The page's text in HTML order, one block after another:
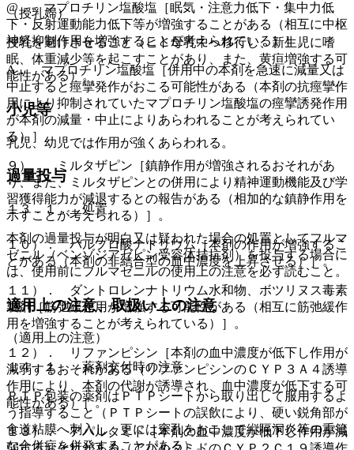
（授乳婦）
授乳を避けさせること（ヒト母乳中へ移行し、新生児に嗜
眠、体重減少等を起こすことがあり、また、黄疸増強する可
能性がある）。
小児等
乳児、幼児では作用が強くあらわれる。
過量投与
１３．１． 処置
本剤の過量投与が明白又は疑われた場合の処置としてフルマ
ゼニル（ベンゾジアゼピン受容体拮抗剤）を投与する場合に
は、使用前にフルマゼニルの使用上の注意を必ず読むこと。
適用上の注意、取扱い上の注意
（適用上の注意）
１４．１． 薬剤交付時の注意
ＰＴＰ包装の薬剤はＰＴＰシートから取り出して服用するよ
う指導すること（ＰＴＰシートの誤飲により、硬い鋭角部が
食道粘膜へ刺入し、更には穿孔をおこして縦隔洞炎等の重篤
な合併症を併発することがある）。
@． マプロチリン塩酸塩［眠気・注意力低下・集中力低
下・反射運動能力低下等が増強することがある（相互に中枢
神経抑制作用を増強することが考えられている）］。
A． マプロチリン塩酸塩［併用中の本剤を急速に減量又は
中止すると痙攣発作がおこる可能性がある（本剤の抗痙攣作
用により抑制されていたマプロチリン塩酸塩の痙攣誘発作用
が本剤の減量・中止によりあらわれることが考えられてい
る）］。
９）． ミルタザピン［鎮静作用が増強されるおそれがあ
り、また、ミルタザピンとの併用により精神運動機能及び学
習獲得能力が減退するとの報告がある（相加的な鎮静作用を
示すことが考えられる）］。
１０）． バルプロ酸ナトリウム［本剤の作用が増強するこ
とがある（本剤の非結合型の血中濃度を上昇させる）］。
１１）． ダントロレンナトリウム水和物、ボツリヌス毒素
製剤［筋弛緩作用が増強する可能性がある（相互に筋弛緩作
用を増強することが考えられている）］。
１２）． リファンピシン［本剤の血中濃度が低下し作用が
減弱するおそれがある（リファンピシンのＣＹＰ３Ａ４誘導
作用により、本剤の代謝が誘導され、血中濃度が低下する可
能性がある）］。
１３）． アパルタミド［本剤の血中濃度が低下し作用が減